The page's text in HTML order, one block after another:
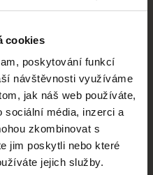
cookies
poskytování funkcí
návštěvnosti využíváme
jak náš web používáte,
média, inzerci a
zkombinovat s
jim poskytli nebo které
jejich služby.
filmy
7 klíčových evropských
do Doc Alliance. Naším cílem je
propagovat jeho rozmanitost a
autorské filmy.
Alliance